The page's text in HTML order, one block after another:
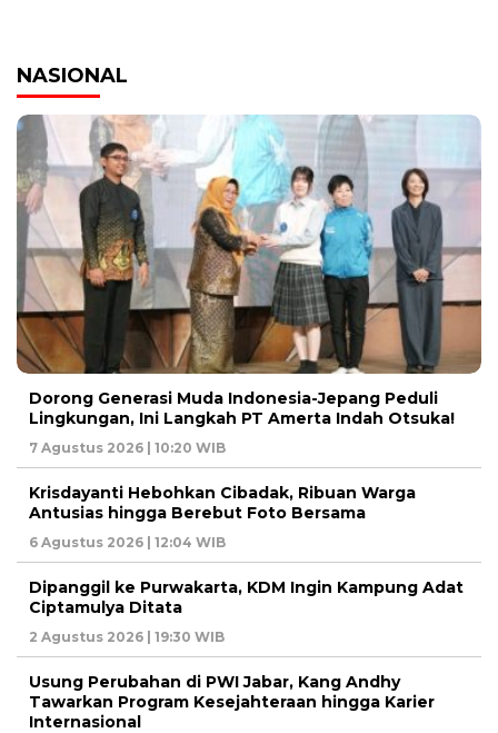
NASIONAL
Dorong Generasi Muda Indonesia-Jepang Peduli
Lingkungan, Ini Langkah PT Amerta Indah Otsuka!
7 Agustus 2026 | 10:20 WIB
Krisdayanti Hebohkan Cibadak, Ribuan Warga
Antusias hingga Berebut Foto Bersama
6 Agustus 2026 | 12:04 WIB
Dipanggil ke Purwakarta, KDM Ingin Kampung Adat
Ciptamulya Ditata
2 Agustus 2026 | 19:30 WIB
Usung Perubahan di PWI Jabar, Kang Andhy
Tawarkan Program Kesejahteraan hingga Karier
Internasional